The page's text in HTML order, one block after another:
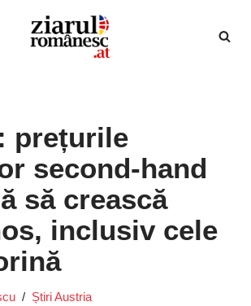
prețurile
second-hand
să crească
inclusiv cele
Știri Austria